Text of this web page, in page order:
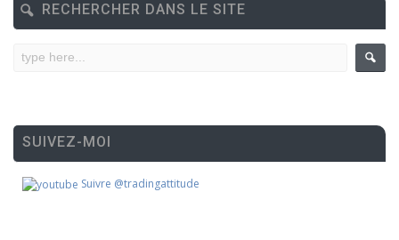
RECHERCHER DANS LE SITE
SUIVEZ-MOI
Suivre @tradingattitude